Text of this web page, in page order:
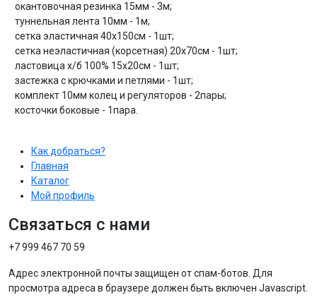
окантовочная резинка 15мм - 3м;
туннельная лента 10мм - 1м;
сетка эластичная 40х150см - 1шт;
сетка неэластичная (корсетная) 20х70см - 1шт;
ластовица х/б 100% 15х20см - 1шт;
застежка с крючками и петлями - 1шт;
комплект 10мм колец и регуляторов - 2пары;
косточки боковые - 1пара.
Как добраться?
Главная
Каталог
Мой профиль
Связаться с нами
+7 999 467 70 59
Адрес электронной почты защищен от спам-ботов. Для
просмотра адреса в браузере должен быть включен Javascript.